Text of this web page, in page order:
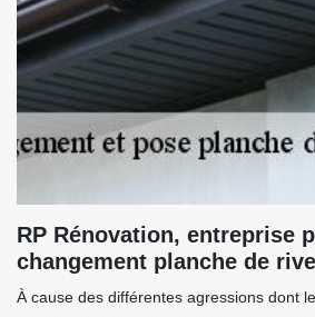
RP Rénovation, entreprise
changement planche de
À cause des différentes agressions dont